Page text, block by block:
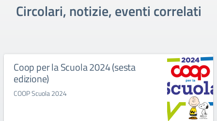
Circolari, notizie, eventi correlati
Coop per la Scuola 2024 (sesta
edizione)
COOP Scuola 2024